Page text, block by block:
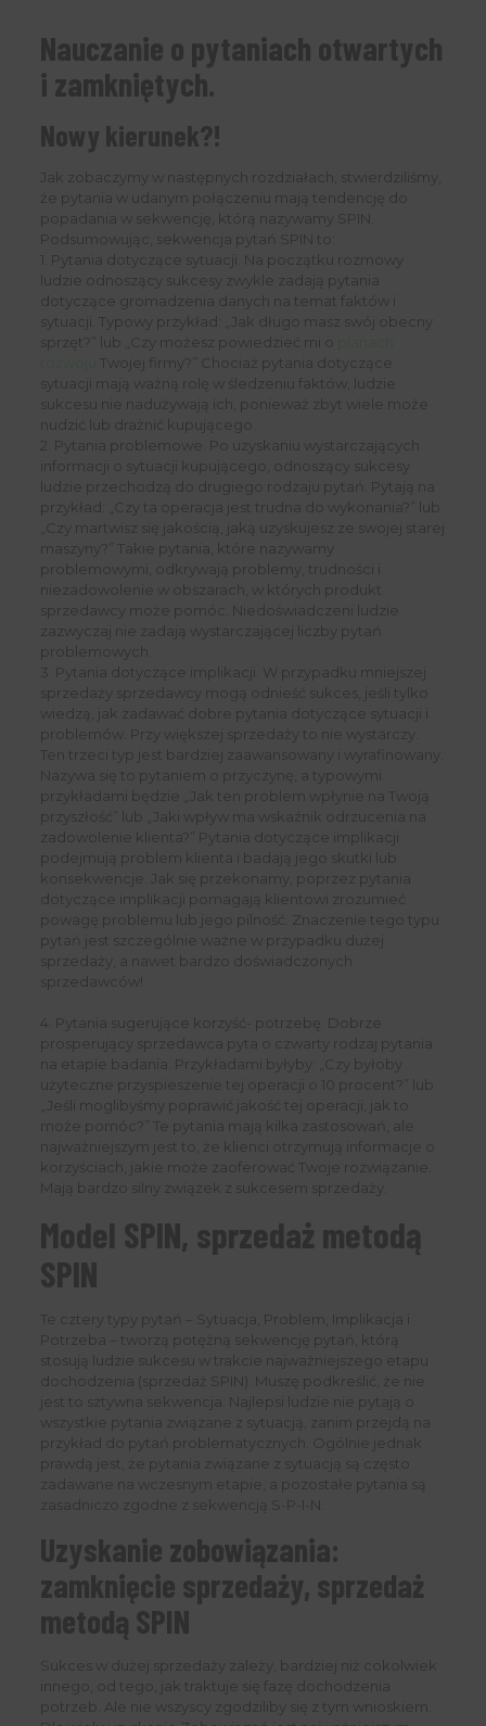
Nauczanie o pytaniach otwartych
i zamkniętych.
Nowy kierunek?!
Jak zobaczymy w następnych rozdziałach, stwierdziliśmy,
że pytania w udanym połączeniu mają tendencję do
popadania w sekwencję, którą nazywamy SPIN.
Podsumowując, sekwencja pytań SPIN to:
1. Pytania dotyczące sytuacji. Na początku rozmowy
ludzie odnoszący sukcesy zwykle zadają pytania
dotyczące gromadzenia danych na temat faktów i
sytuacji. Typowy przykład: „Jak długo masz swój obecny
sprzęt?” lub „Czy możesz powiedzieć mi o
Twojej firmy?” Chociaż pytania dotyczące
sytuacji mają ważną rolę w śledzeniu faktów, ludzie
sukcesu nie nadużywają ich, ponieważ zbyt wiele może
nudzić lub drażnić kupującego.
2. Pytania problemowe. Po uzyskaniu wystarczających
informacji o sytuacji kupującego, odnoszący sukcesy
ludzie przechodzą do drugiego rodzaju pytań. Pytają na
przykład: „Czy ta operacja jest trudna do wykonania?” lub
„Czy martwisz się jakością, jaką uzyskujesz ze swojej starej
maszyny?” Takie pytania, które nazywamy
problemowymi, odkrywają problemy, trudności i
niezadowolenie w obszarach, w których produkt
sprzedawcy może pomóc. Niedoświadczeni ludzie
zazwyczaj nie zadają wystarczającej liczby pytań
problemowych.
3. Pytania dotyczące implikacji. W przypadku mniejszej
sprzedaży sprzedawcy mogą odnieść sukces, jeśli tylko
wiedzą, jak zadawać dobre pytania dotyczące sytuacji i
problemów. Przy większej sprzedaży to nie wystarczy.
Ten trzeci typ jest bardziej zaawansowany i wyrafinowany.
Nazywa się to pytaniem o przyczynę, a typowymi
przykładami będzie „Jak ten problem wpłynie na Twoją
przyszłość” lub „Jaki wpływ ma wskaźnik odrzucenia na
zadowolenie klienta?” Pytania dotyczące implikacji
podejmują problem klienta i badają jego skutki lub
konsekwencje. Jak się przekonamy, poprzez pytania
dotyczące implikacji pomagają klientowi zrozumieć
powagę problemu lub jego pilność. Znaczenie tego typu
pytań jest szczególnie ważne w przypadku dużej
sprzedaży, a nawet bardzo doświadczonych
sprzedawców!
4. Pytania sugerujące korzyść- potrzebę. Dobrze
prosperujący sprzedawca pyta o czwarty rodzaj pytania
na etapie badania. Przykładami byłyby: „Czy byłoby
użyteczne przyspieszenie tej operacji o 10 procent?” lub
„Jeśli moglibyśmy poprawić jakość tej operacji, jak to
może pomóc?” Te pytania mają kilka zastosowań, ale
najważniejszym jest to, że klienci otrzymują informacje o
korzyściach, jakie może zaoferować Twoje rozwiązanie.
Mają bardzo silny związek z sukcesem sprzedaży.
Model SPIN, sprzedaż metodą
SPIN
Te cztery typy pytań – Sytuacja, Problem, Implikacja i
Potrzeba – tworzą potężną sekwencję pytań, którą
stosują ludzie sukcesu w trakcie najważniejszego etapu
dochodzenia (sprzedaż SPIN). Muszę podkreślić, że nie
jest to sztywna sekwencja. Najlepsi ludzie nie pytają o
wszystkie pytania związane z sytuacją, zanim przejdą na
przykład do pytań problematycznych. Ogólnie jednak
prawdą jest, że pytania związane z sytuacją są często
zadawane na wczesnym etapie, a pozostałe pytania są
zasadniczo zgodne z sekwencją S-P-I-N.
Uzyskanie zobowiązania:
zamknięcie sprzedaży, sprzedaż
metodą SPIN
Sukces w dużej sprzedaży zależy, bardziej niż cokolwiek
innego, od tego, jak traktuje się fazę dochodzenia
potrzeb. Ale nie wszyscy zgodziliby się z tym wnioskiem.